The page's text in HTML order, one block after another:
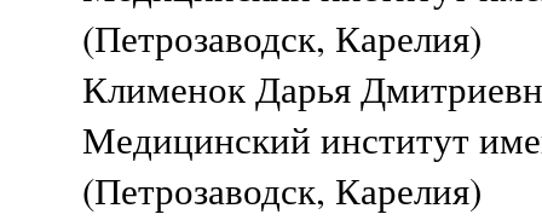
(Петрозаводск, Карелия)
Клименок Дарья
Медицинский институт
(Петрозаводск, Карелия)